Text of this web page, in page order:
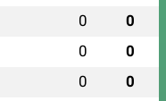
0 0
0 0
0 0